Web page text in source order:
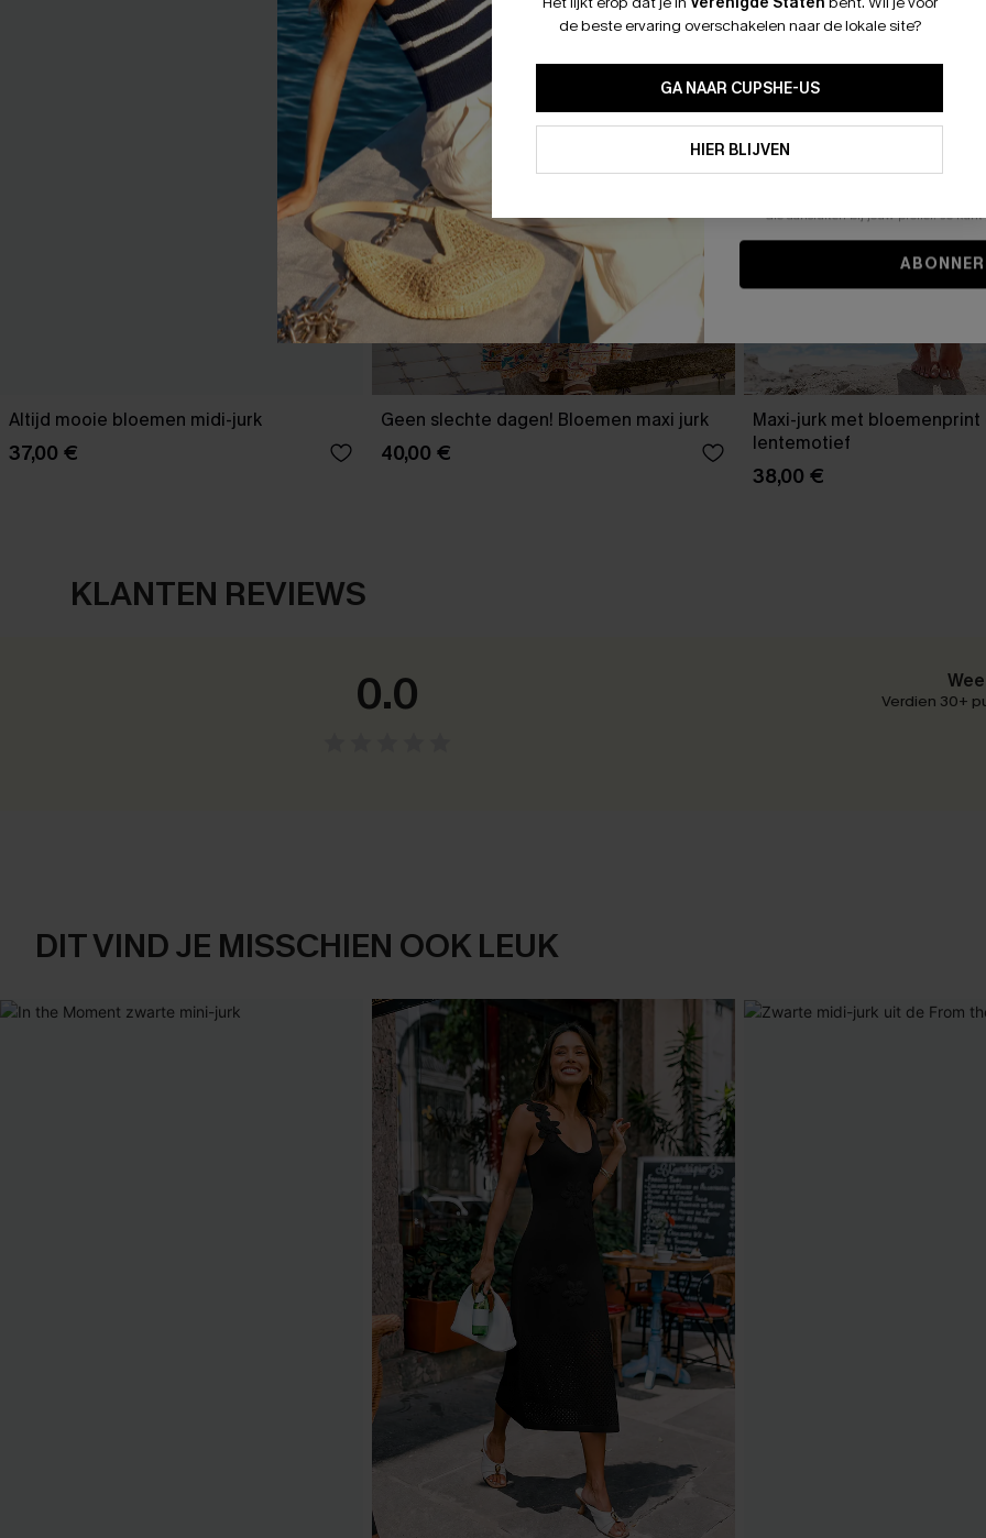
Altijd mooie bloemen midi-jurk
37,00 €
Geen slechte dagen! Bloemen maxi jurk
40,00 €
Maxi-jurk met bloemenprint
lentemotief
38,00 €
KLANTEN REVIEWS
0.0 Verdien 30+
DIT VIND JE MISSCHIEN OOK LEUK
de beste ervaring overschakelen naar de lokale site?
GA NAAR CUPSHE-US
HIER BLIJVEN
Door je contactgegevens in te
Algemene
stemt er tevens mee in om
en gepersonaliseerde
winkelwagen) en e-mails van
niet vereist voor een aankoop. We
informatie gebruiken om producten
die aansluiten bij jouw profiel. Je